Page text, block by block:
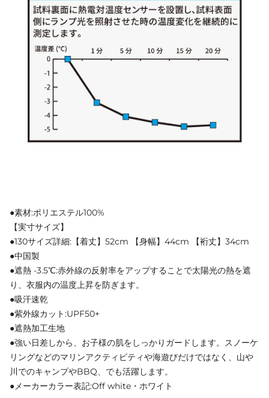
●素材:ポリエステル100%
【実寸サイズ】
●130サイズ詳細:【着丈】52cm 【身幅】44cm 【裄丈】34cm
●中国製
●遮熱 -3.5℃:赤外線の反射率をアップすることで太陽光の熱を遮
り、衣服内の温度上昇を防ぎます。
●吸汗速乾
●紫外線カット:UPF50+
●遮熱加工生地
●強い日差しから、お子様の肌をしっかりガードします。スノーケ
リングなどのマリンアクティビティや海遊びだけではなく、山や
川でのキャンプやBBQ、でも活躍します。
●メーカーカラー表記:Off white・ホワイト